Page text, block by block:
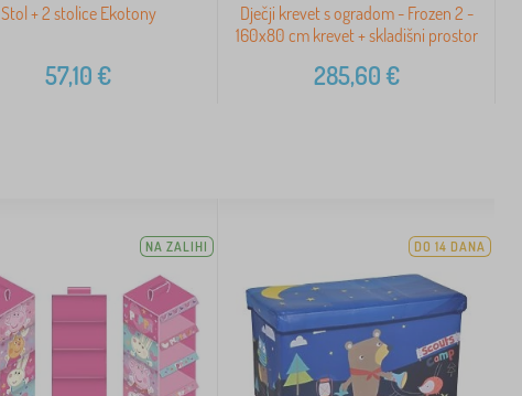
Stol + 2 stolice Ekotony
57,10€
Dječji krevet s ogradom - Frozen 2 -
160x80 cm krevet + skladišni prostor
285,60€
NA ZALIHI DO 14 DANA